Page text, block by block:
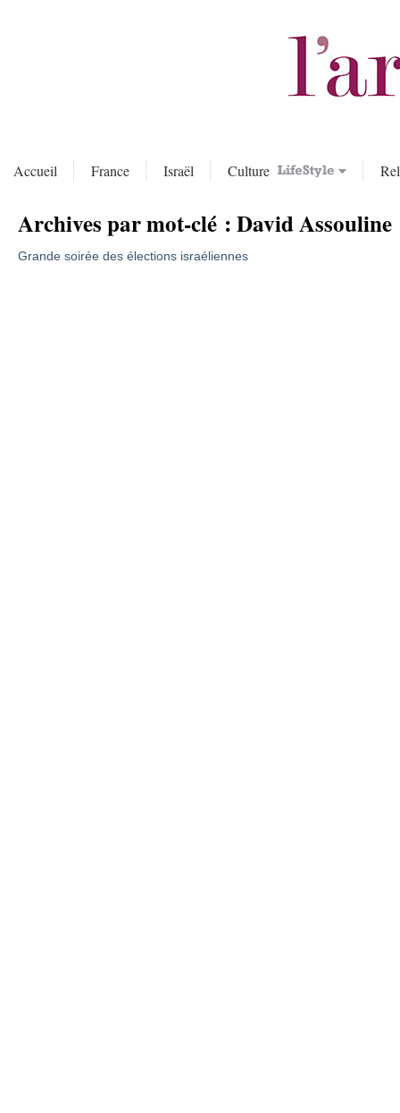
Accueil France Israël Culture
Archives par mot-clé :David Assouline
Grande soirée des élections israéliennes